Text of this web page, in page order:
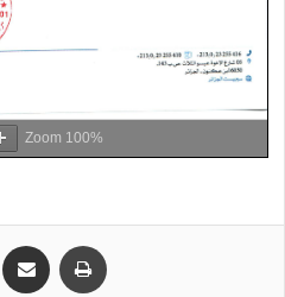
Zoom 100%
Reddit Partager par email